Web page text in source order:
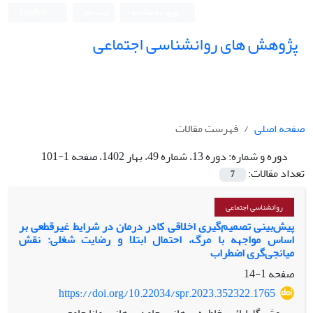
پژوهش های روانشناسی اجتماعی
صفحه اصلی
فهرست مقالات
دوره و شماره:دوره 13، شماره 49، بهار 1402، صفحه 1-101
تعداد مقالات:
7
روانشناسی اجتماعی
پیش‌بینی تصمیم‌گیری اخلاقی کادر‌‌‌‌‌‌ د‌‌رمان در شرایط غیرقطعی بر
اساس مواجهه با مرگ، احتمال ابتلا و رضایت شغلی: نقش
میانجی‌گری اضطراب
صفحه1-14
https://doi.org/10.22034/spr.2023.352322.1765